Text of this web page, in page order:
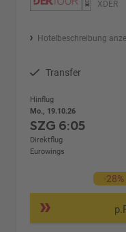
XDER
Hotelbeschreibung
Transfer
Hinflug
Mo., 19.10.26
SZG 6:05
Direktflug
Eurowings
-28%